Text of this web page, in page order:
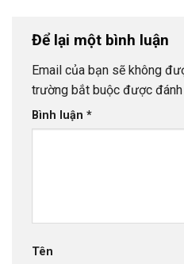
Để lại một bình luận
Email của bạn sẽ không
trường bắt buộc được
Bình luận *
Tên